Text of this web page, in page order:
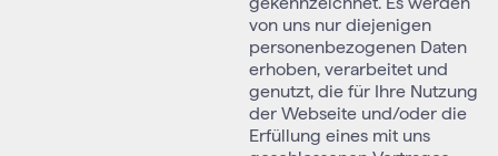
von uns nur diejenigen
personenbezogenen Daten
erhoben, verarbeitet und
genutzt, die für Ihre Nutzung
der Webseite und/oder die
Erfüllung eines mit uns